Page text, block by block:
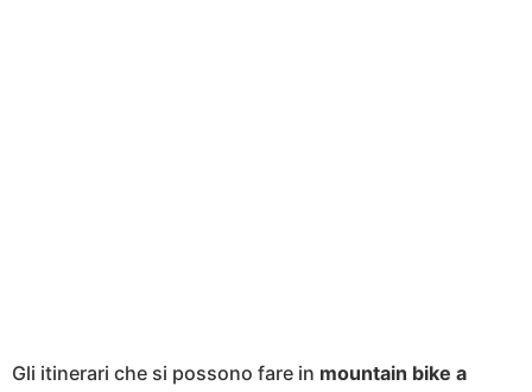
Gli itinerari che si possono fare in mountain bike a